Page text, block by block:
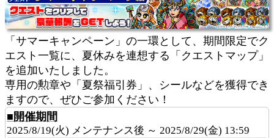
「サマーキャンペーン」の一環として、期間限定でク
エスト一覧に、夏休みを連想する「クエストマップ」
を追加いたしました。
専用の勲章や「夏祭福引券」、シールなどを獲得でき
ますので、ぜひご参加ください！
■開催期間
2025/8/19(火) メンテナンス後 ～ 2025/8/29(金) 13:59